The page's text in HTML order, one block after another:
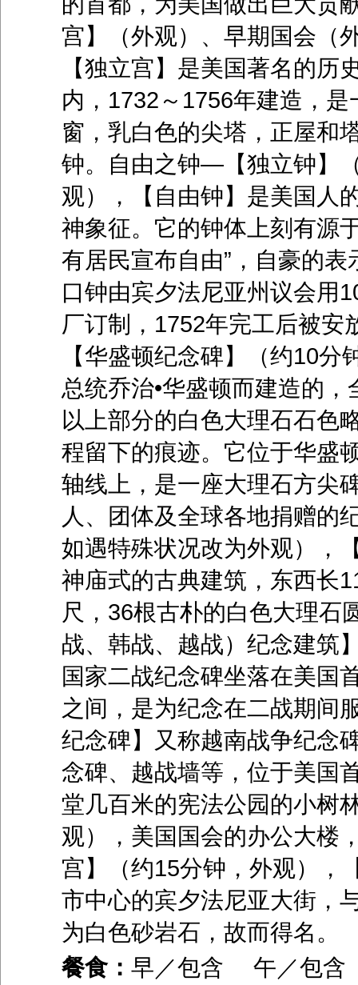
宫】（外观）、早期国会（
【独立宫】是美国著名的
内，1732～1756年建造，
窗，乳白色的尖塔，正屋和
钟。自由之钟—【独立钟】
观），【自由钟】是美国人
神象征。它的钟体上刻有源
有居民宣布自由”，自豪的
口钟由宾夕法尼亚州议会用
厂订制，1752年完工后被安
【华盛顿纪念碑】（约10
总统乔治•华盛顿而建造的
以上部分的白色大理石石色
程留下的痕迹。它位于华盛
轴线上，是一座大理石方尖
人、团体及全球各地捐赠的
如遇特殊状况改为外观），
神庙式的古典建筑，东西长
尺，36根古朴的白色大理石
战、韩战、越战）纪念建筑
国家二战纪念碑坐落在美国
之间，是为纪念在二战期间
纪念碑】又称越南战争纪念
念碑、越战墙等，位于美国
堂几百米的宪法公园的小树
观），美国国会的办公大楼
宫】（约15分钟，外观），
市中心的宾夕法尼亚大街，
为白色砂岩石，故而得名。
餐食： 早／包含 午／包